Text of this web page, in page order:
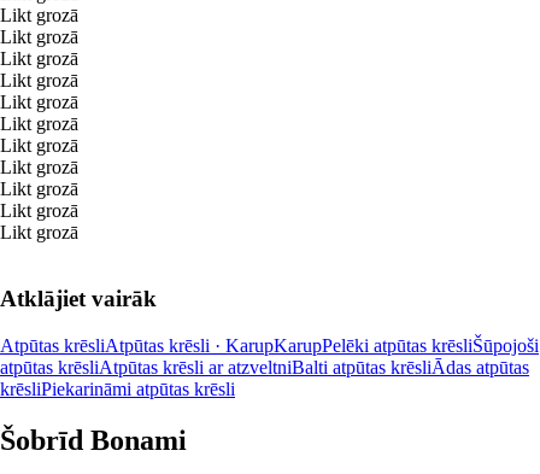
Likt grozā
Likt grozā
Likt grozā
Likt grozā
Likt grozā
Likt grozā
Likt grozā
Likt grozā
Likt grozā
Likt grozā
Likt grozā
Atklājiet vairāk
Atpūtas krēsliAtpūtas krēsli · KarupKarupPelēki atpūtas krēsliŠūpojoši
atpūtas krēsliAtpūtas krēsli ar atzveltniBalti atpūtas krēsliĀdas atpūtas
krēsliPiekarināmi atpūtas krēsli
Šobrīd Bonami